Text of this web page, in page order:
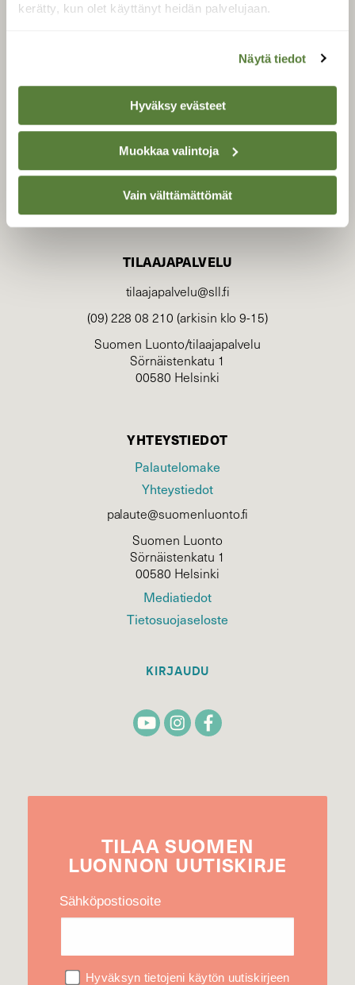
kerätty, kun olet käyttänyt heidän palvelujaan.
Näytä tiedot
Hyväksy evästeet
Muokkaa valintoja
Vain välttämättömät
Suomen Luonto -lehden
luonnonsuojelu­liitto.
TILAAJAPALVELU
tilaajapalvelu@sll.fi
(09) 228 08 210 (arkisin klo 9-15)
Suomen Luonto/tilaajapalvelu
Sörnäistenkatu 1
00580 Helsinki
YHTEYSTIEDOT
Palautelomake
Yhteystiedot
palaute@suomenluonto.fi
Suomen Luonto
Sörnäistenkatu 1
00580 Helsinki
Mediatiedot
Tietosuojaseloste
KIRJAUDU
TILAA SUOMEN
LUONNON UUTIS­KIRJE
Sähköpostiosoite
Hyväksyn tietojeni käytön uutiskirjeen